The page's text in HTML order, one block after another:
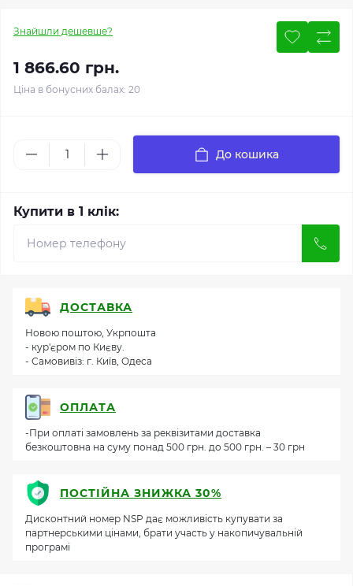
Знайшли дешевше?
1 866.60 грн.
Ціна в бонусних балах: 20
До кошика
Купити в 1 клік:
ДОСТАВКА
Новою поштою, Укрпошта
- кур'єром по Києву.
- Самовивіз: г. Київ, Одеса
ОПЛАТА
-При оплаті замовлень за реквізитами доставка
безкоштовна на суму понад 500 грн. до 500 грн. – 30 грн
ПОСТІЙНА ЗНИЖКА 30%
Дисконтний номер NSP дає можливість купувати за
партнерськими цінами, брати участь у накопичувальній
програмі